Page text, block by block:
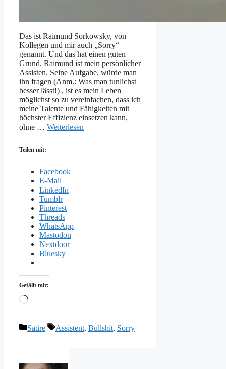
Das ist Raimund Sorkowsky, von
Kollegen und mir auch „Sorry“
genannt. Und das hat einen guten
Grund. Raimund ist mein persönlicher
Assisten. Seine Aufgabe, würde man
ihn fragen (Anm.: Was man tunlichst
besser lässt!) , ist es mein Leben
möglichst so zu vereinfachen, dass ich
meine Talente und Fähigkeiten mit
höchster Effizienz einsetzen kann,
ohne … Weiterlesen
Teilen mit:
Facebook
E-Mail
LinkedIn
Tumblr
Pinterest
Threads
WhatsApp
Mastodon
Nextdoor
Bluesky
Gefällt mir:
Wird
Kategorien
Satire Schlagwörter
Assistent, Bullshit, Sorry